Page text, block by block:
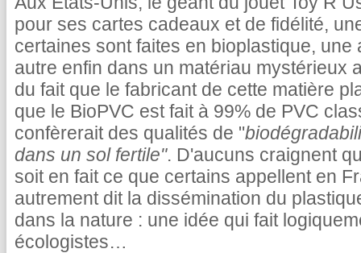
pour ses cartes cadeaux et de fidélité,
certaines sont faites en bioplastique,
autre enfin dans un matériau mystérieux
du fait que le fabricant de cette matière
que le BioPVC est fait à 99% de PVC
confèrerait des qualités de "
dans un sol fertile". D'aucuns craignent
soit en fait ce que certains appellent en
autrement dit la dissémination du
dans la nature : une idée qui fait
écologistes…